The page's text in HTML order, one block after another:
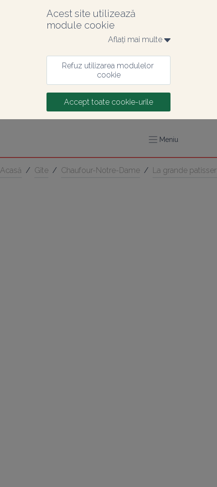
Acest site utilizează
module cookie
Aflați mai multe
Refuz utilizarea modulelor
cookie
Accept toate cookie-urile
Meniu
Acasă / Gîte / Chaufour-Notre-Dame / La grande